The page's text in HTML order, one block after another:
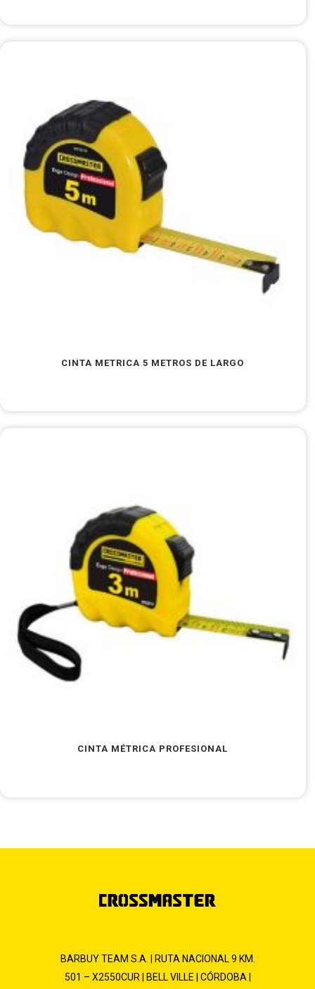
CINTA METRICA 5 METROS DE LARGO
CINTA MÉTRICA PROFESIONAL
BARBUY TEAM S.A. | RUTA NACIONAL 9 KM.
501 – X2550CUR | BELL VILLE | CÓRDOBA |